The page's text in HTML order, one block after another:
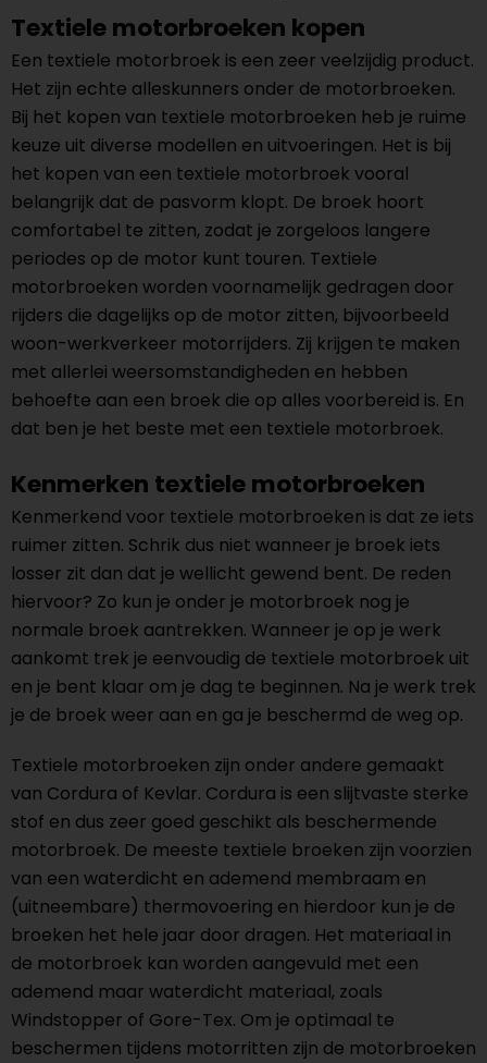
Textiele motorbroeken kopen
Een textiele motorbroek is een zeer veelzijdig product.
Het zijn echte alleskunners onder de motorbroeken.
Bij het kopen van textiele motorbroeken heb je ruime
keuze uit diverse modellen en uitvoeringen. Het is bij
het kopen van een textiele motorbroek vooral
belangrijk dat de pasvorm klopt. De broek hoort
comfortabel te zitten, zodat je zorgeloos langere
periodes op de motor kunt touren. Textiele
motorbroeken worden voornamelijk gedragen door
rijders die dagelijks op de motor zitten, bijvoorbeeld
woon-werkverkeer motorrijders. Zij krijgen te maken
met allerlei weersomstandigheden en hebben
behoefte aan een broek die op alles voorbereid is. En
dat ben je het beste met een textiele motorbroek.
Kenmerken textiele motorbroeken
Kenmerkend voor textiele motorbroeken is dat ze iets
ruimer zitten. Schrik dus niet wanneer je broek iets
losser zit dan dat je wellicht gewend bent. De reden
hiervoor? Zo kun je onder je motorbroek nog je
normale broek aantrekken. Wanneer je op je werk
aankomt trek je eenvoudig de textiele motorbroek uit
en je bent klaar om je dag te beginnen. Na je werk trek
je de broek weer aan en ga je beschermd de weg op.
Textiele motorbroeken zijn onder andere gemaakt
van Cordura of Kevlar. Cordura is een slijtvaste sterke
stof en dus zeer goed geschikt als beschermende
motorbroek. De meeste textiele broeken zijn voorzien
van een waterdicht en ademend membraam en
(uitneembare) thermovoering en hierdoor kun je de
broeken het hele jaar door dragen. Het materiaal in
de motorbroek kan worden aangevuld met een
ademend maar waterdicht materiaal, zoals
Windstopper of Gore-Tex. Om je optimaal te
beschermen tijdens motorritten zijn de motorbroeken